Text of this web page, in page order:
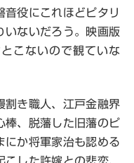
音役にこれほどピタリ
いないだろう。映画版
こないので観ていな
割き職人、江戸金融界
棒、脱藩した旧藩のピ
にか将軍家治も認める